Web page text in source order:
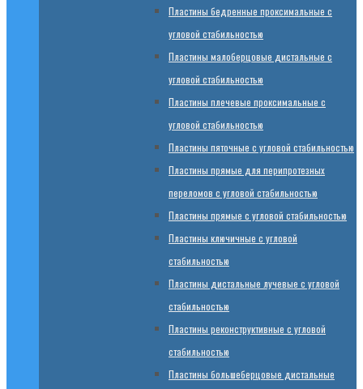
Пластины бедренные проксимальные с
угловой стабильностью
Пластины малоберцовые дистальные с
угловой стабильностью
Пластины плечевые проксимальные с
угловой стабильностью
Пластины пяточные с угловой стабильностью
Пластины прямые для перипротезных
переломов с угловой стабильностью
Пластины прямые с угловой стабильностью
Пластины ключичные с угловой
стабильностью
Пластины дистальные лучевые с угловой
стабильностью
Пластины реконструктивные с угловой
стабильностью
Пластины большеберцовые дистальные